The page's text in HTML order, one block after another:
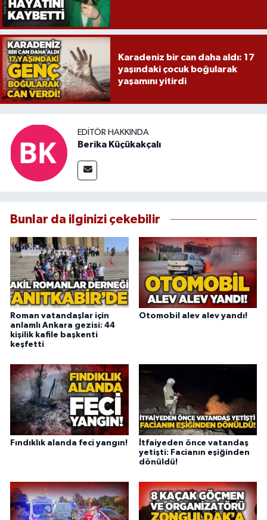
Karadeniz bir can daha aldı: 17
yaşındaki çocuk boğularak
yaşamını yitirdi
EDITÖR HAKKINDA
Berika Küçükakçalı
Bunlar da ilginizi çekebilir
Roman vatandaşlar için
anlamlı Ankara gezisi: 44
kişilik kafile başkenti
keşfetti
Otomobil alev alev yandı!
Fındıklık alanda feci yangın!
İtfaiyeden önce vatandaş
yetişti: Facianın eşiğinden
dönüldü!